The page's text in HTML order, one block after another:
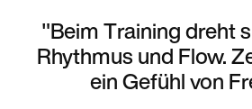
"Beim Training dreht
Rhythmus und Flow.
ein Gefühl von